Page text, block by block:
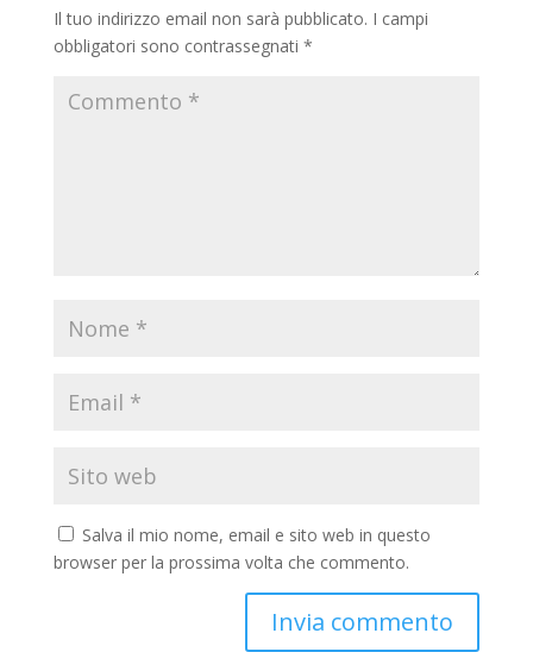
Il tuo indirizzo email non sarà pubblicato. I campi
obbligatori sono contrassegnati *
Salva il mio nome, email e sito web in questo
browser per la prossima volta che commento.